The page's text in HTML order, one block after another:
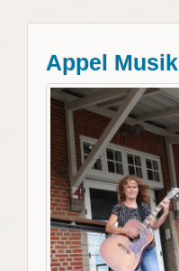
Appel Musik